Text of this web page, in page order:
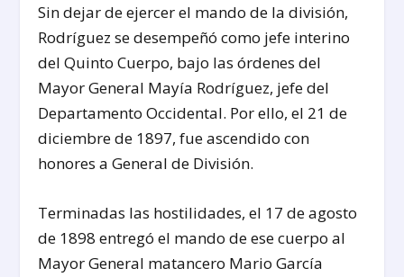
Sin dejar de ejercer el mando de la división,
Rodríguez se desempeñó como jefe interino
del Quinto Cuerpo, bajo las órdenes del
Mayor General Mayía Rodríguez, jefe del
Departamento Occidental. Por ello, el 21 de
diciembre de 1897, fue ascendido con
honores a General de División.
Terminadas las hostilidades, el 17 de agosto
de 1898 entregó el mando de ese cuerpo al
Mayor General matancero Mario García